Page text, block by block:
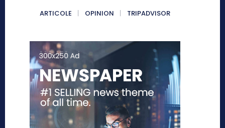
ARTICOLE OPINION TRIPADVISOR